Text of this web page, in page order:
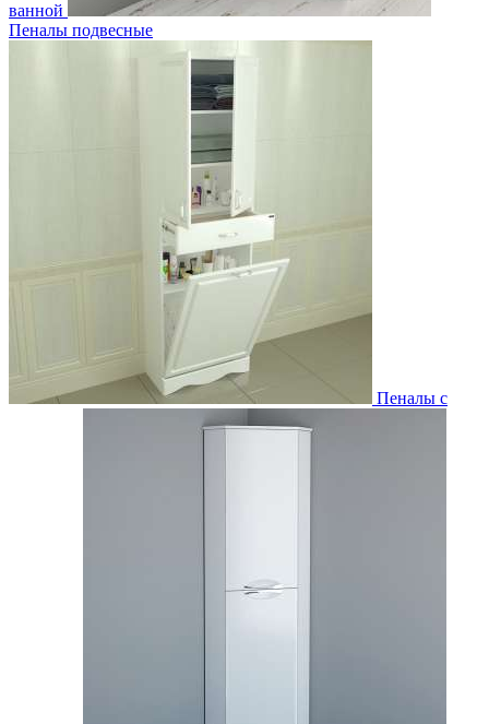
ванной
Пеналы подвесные
Пеналы с